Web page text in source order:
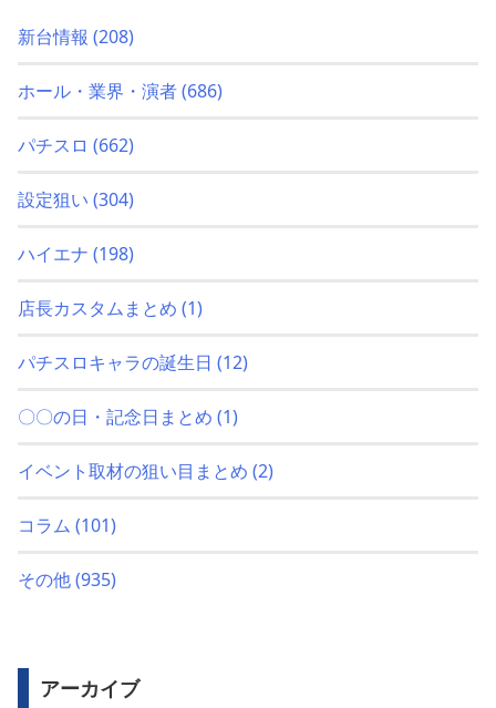
新台情報 (208)
ホール・業界・演者(686)
パチスロ (662)
設定狙い (304)
ハイエナ (198)
店長カスタムまとめ (1)
パチスロキャラの誕生日 (12)
〇〇の日・記念日まとめ (1)
イベント取材の狙い目まとめ (2)
コラム (101)
その他(935)
アーカイブ